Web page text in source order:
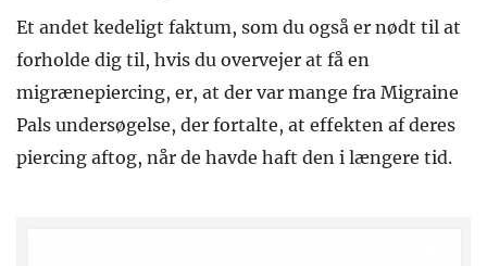
Et andet kedeligt faktum, som du også er nødt til at
forholde dig til, hvis du overvejer at få en
migrænepiercing, er, at der var mange fra Migraine
Pals undersøgelse, der fortalte, at effekten af deres
piercing aftog, når de havde haft den i længere tid.